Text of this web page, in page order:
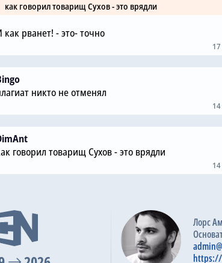
как говорил товарищ Сухов - это врядли
как рванет! - это- точно
никто не отменял
говорил товарищ Сухов - это врядли
Лорс